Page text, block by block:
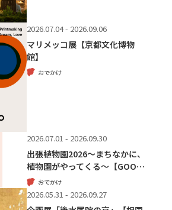
2026.07.04 - 2026.09.06
マリメッコ展【京都文化博物
館】
おでかけ
2026.07.01 - 2026.09.30
出張植物園2026～まちなかに、
植物園がやってくる～【GOO…
おでかけ
2026.05.31 - 2026.09.27